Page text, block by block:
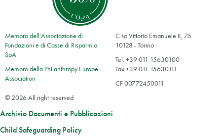
Membro dell'Associazione di
Fondazioni e di Casse di Risparmio
SpA
Membro della Philanthropy Europe
Association
C.so Vittorio Emanuele II, 75
10128 - Torino
Tel. +39 011 15630100
Fax +39 011 15630111
CF 00772450011
© 2026 All right reserved
Archivio Documenti e Pubblicazioni
Child Safeguarding Policy